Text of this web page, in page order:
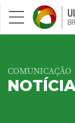
Saltar para
COMUNICAÇÃO